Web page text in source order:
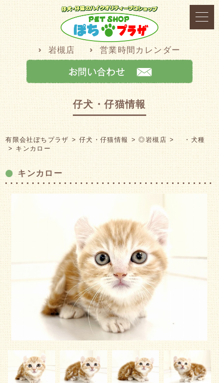
岩槻店 営業時間カレンダー
仔犬・仔猫情報
有限会社ぽちプラザ 仔犬・仔猫情報 ◎岩槻店
・犬種
キンカロー
キンカロー